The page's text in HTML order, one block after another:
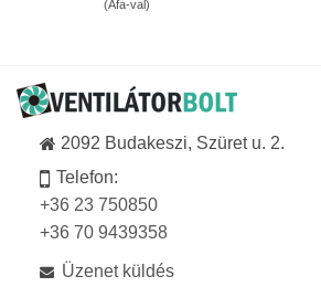
(Áfa-val)
2092 Budakeszi, Szüret u. 2.
Telefon:
+36 23 750850
+36 70 9439358
Üzenet küldés